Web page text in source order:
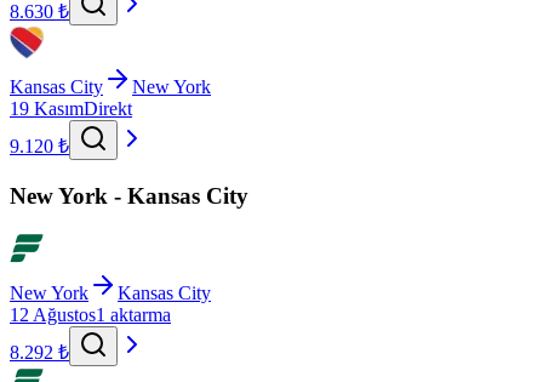
8.630 ₺
Kansas City
New York
19 KasımDirekt
9.120 ₺
New York - Kansas City
New York
Kansas City
12 Ağustos1 aktarma
8.292 ₺